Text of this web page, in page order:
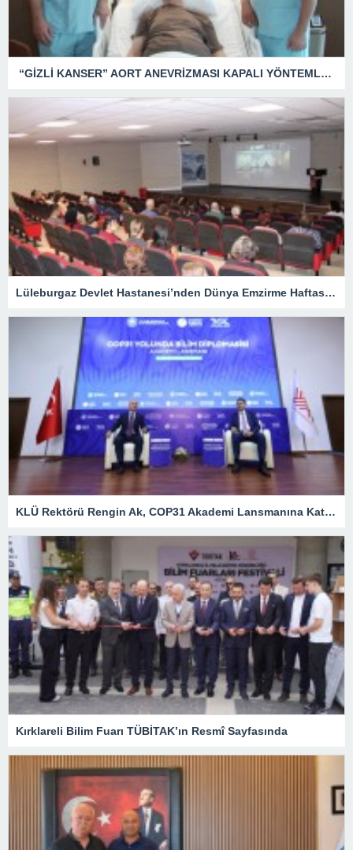
“GİZLİ KANSER” AORT ANEVRİZMASI KAPALI YÖNTEMLE TEDAVİ EDİLDİ
Lüleburgaz Devlet Hastanesi’nden Dünya Emzirme Haftası Katılımı
KLÜ Rektörü Rengin Ak, COP31 Akademi Lansmanına Katıldı
Kırklareli Bilim Fuarı TÜBİTAK’ın Resmî Sayfasında